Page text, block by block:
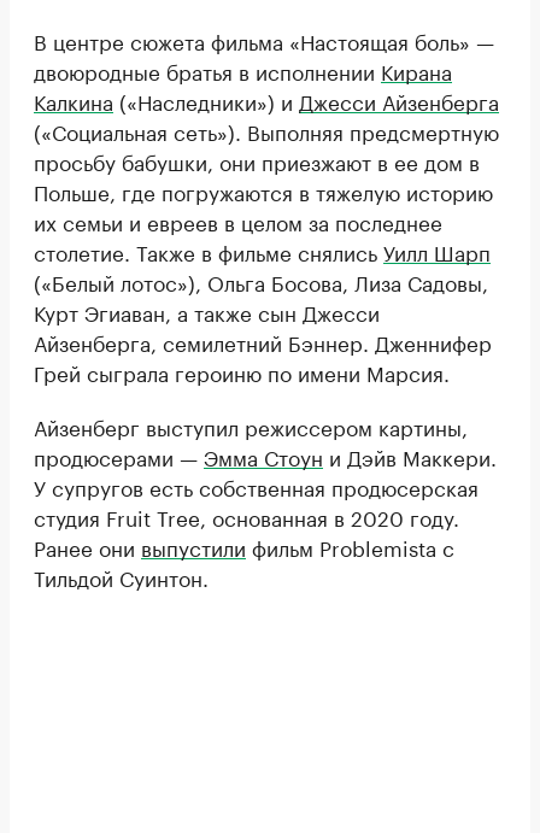
В центре сюжета фильма «Настоящая боль» —
двоюродные братья в исполнении Кирана
Калкина («Наследники») и Джесси Айзенберга
(«Социальная сеть»). Выполняя предсмертную
просьбу бабушки, они приезжают в ее дом в
Польше, где погружаются в тяжелую историю
их семьи и евреев в целом за последнее
столетие. Также в фильме снялисьУилл Шарп
(«Белый лотос»), Ольга Босова, Лиза Садовы,
Курт Эгиаван, а также сын Джесси
Айзенберга, семилетний Бэннер. Дженнифер
Грей сыграла героиню по имени Марсия.
Айзенберг выступил режиссером картины,
продюсерами —Эмма Стоун и Дэйв Маккери.
У супругов есть собственная продюсерская
студия Fruit Tree, основанная в 2020 году.
Ранее они выпустили фильм Problemista с
Тильдой Суинтон.